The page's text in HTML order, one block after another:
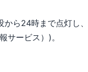
から24時まで点灯し
サービス）)。